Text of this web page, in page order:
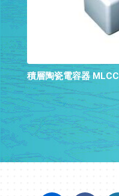
積層陶瓷電容器 MLCC